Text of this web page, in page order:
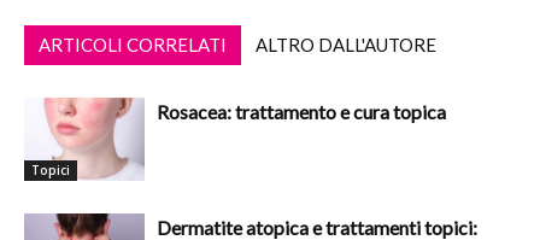
ARTICOLI CORRELATI ALTRO DALL'AUTORE
Topici
Rosacea: trattamento e cura topica
Dermatite atopica e trattamenti topici: